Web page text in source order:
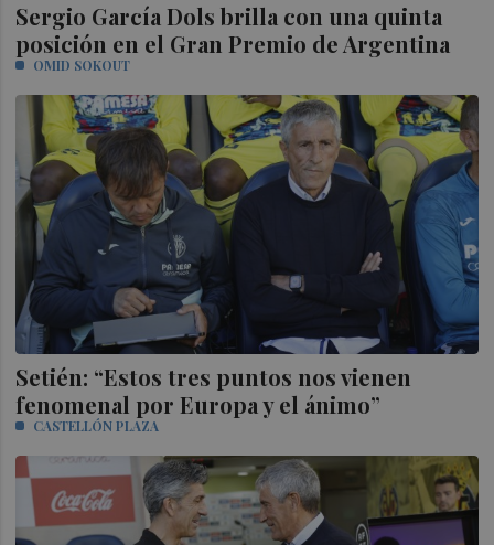
Sergio García Dols brilla con una quinta
posición en el Gran Premio de Argentina
OMID SOKOUT
Setién: “Estos tres puntos nos vienen
fenomenal por Europa y el ánimo”
CASTELLÓN PLAZA